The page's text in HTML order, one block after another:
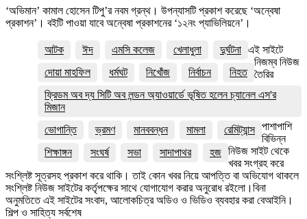
‘অভিমান’ কামাল হোসেন টিপু’র নবম গ্রন্থ। উপন্যাসটি প্রকাশ করেছে ‘অন্বেষা
প্রকাশন’। বইটি পাওয়া যাবে অন্বেষা প্রকাশনের ‘১২নং প্যাভিলিয়নে’।
আটক ঈদ এমসি কলেজ খেলাধুলা
দুর্ঘটনা
দোয়া মাহফিল
ধর্মঘট নিখোঁজ নির্বাচন
নিহত
ফ্রিডম অব দ্য সিটি অব লন্ডন অ্যাওয়ার্ডে ভূষিত হলেন চ্যানেল এস'র
মিজান
ভোগান্তি
ভ্রমণ মানববন্ধন মামলা
রেমিট্যান্স
শিক্ষাঙ্গন
সংঘর্ষ সভা সাদাপাথর হজ
এই সাইটে
নিজম্ব নিউজ
তৈরির
পাশাপাশি
বিভিন্ন
নিউজ সাইট থেকে
খবর সংগ্রহ করে
সংশ্লিষ্ট সূত্রসহ প্রকাশ করে থাকি। তাই কোন খবর নিয়ে আপত্তি বা অভিযোগ থাকলে
সংশ্লিষ্ট নিউজ সাইটের কর্তৃপক্ষের সাথে যোগাযোগ করার অনুরোধ রইলো।বিনা
অনুমতিতে এই সাইটের সংবাদ, আলোকচিত্র অডিও ও ভিডিও ব্যবহার করা বেআইনি।
শিল্প ও সাহিত্য সর্বশেষ